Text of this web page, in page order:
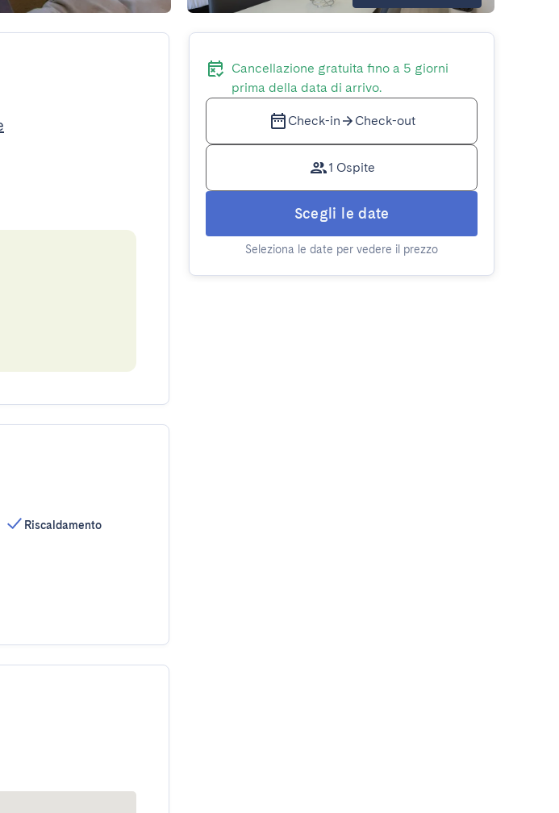
Riscaldamento
Cancellazione gratuita fino a 5 giorni
prima della data di arrivo.
Check-in Check-out
1 Ospite
Scegli le date
Seleziona le date per vedere il prezzo